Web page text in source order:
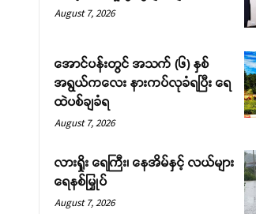
August 7, 2026
အောင်ပန်းတွင် အသက် (၆) နှစ်
အရွယ်ကလေး နားကပ်လုခံရပြီး ရေ
ထဲပစ်ချခံရ
August 7, 2026
လားရှိုး ရေကြီး၊ နေအိမ်နှင့် လယ်များ
ရေနစ်မြှုပ်
August 7, 2026